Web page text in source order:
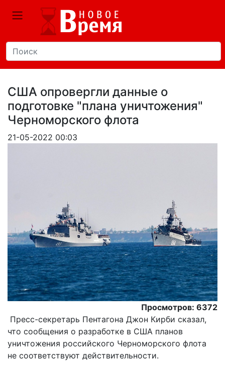
США опровергли данные о
подготовке "плана уничтожения"
Черноморского флота
21-05-2022 00:03
Просмотров: 6372
Пресс-секретарь Пентагона Джон Кирби сказал,
что сообщения о разработке в США планов
уничтожения российского Черноморского флота
не соответствуют действительности.